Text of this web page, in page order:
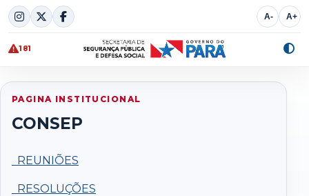
Skip
to
content
A- A+
181
PAGINA INSTITUCIONAL
CONSEP
REUNIÕES
RESOLUÇÕES